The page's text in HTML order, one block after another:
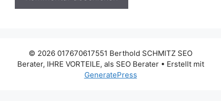
© 2026 017670617551 Berthold SCHMITZ SEO
Berater, IHRE VORTEILE, als SEO Berater• Erstellt mit
GeneratePress